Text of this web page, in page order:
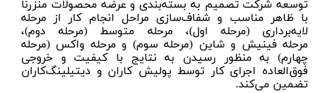
توسعه شرکت تصمیم به بسته‌بندی و عرضه محصولات منزرنا
با ظاهر مناسب و شفاف‌سازی مراحل انجام کار از مرحله
لایه‌برداری(مرحله اول)، مرحله متوسط (مرحله دوم)،
مرحله فینیش و شاین (مرحله سوم) و مرحله واکس (مرحله
چهارم) به منظور رسیدن به نتایج با کیفیت و خروجی
فوق‌العاده اجرای کار توسط پولیش کاران و دیتیلینگ‌کاران
تضمین می‌کند.